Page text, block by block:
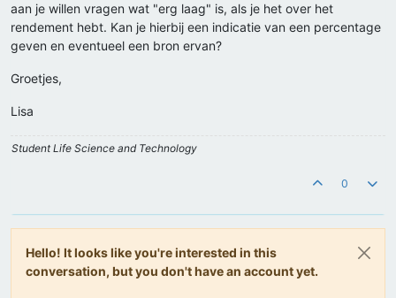
aan je willen vragen wat "erg laag" is, als je het over het
rendement hebt. Kan je hierbij een indicatie van een percentage
geven en eventueel een bron ervan?
Groetjes,
Lisa
Student Life Science and Technology
0
Hello! It looks like you're interested in this
conversation, but you don't have an account yet.